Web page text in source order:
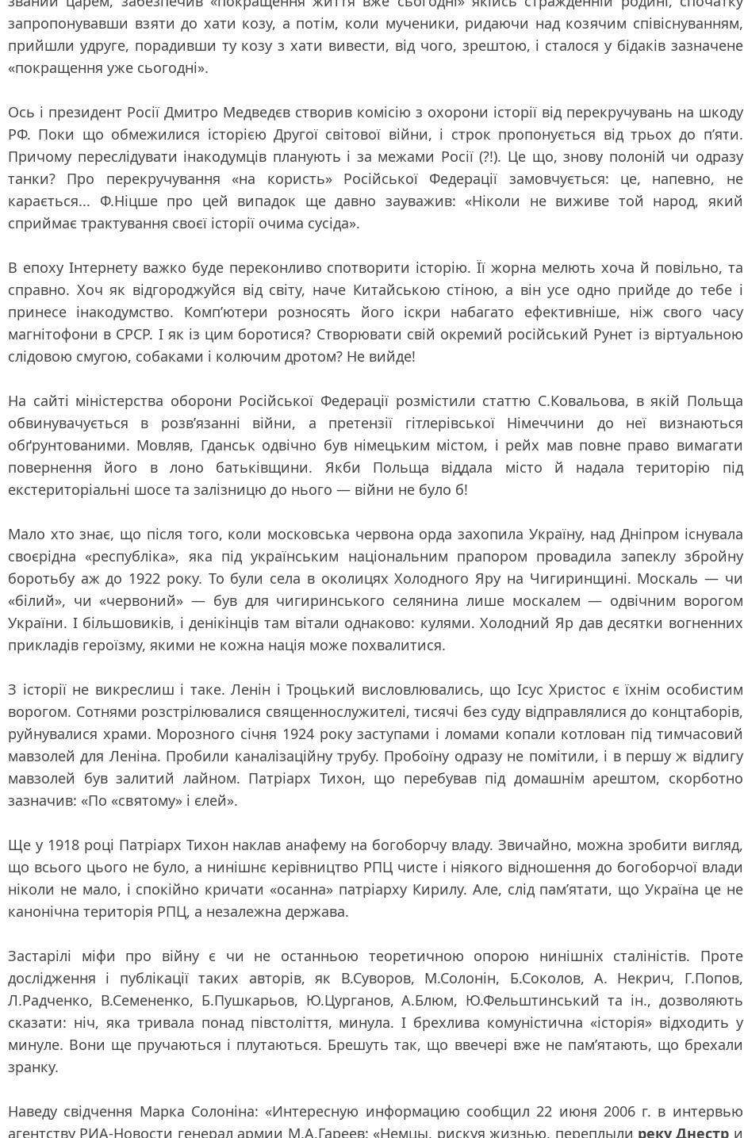
запропонувавши взяти до хати козу, а потім, коли мученики, ридаючи над козячим співіснуванням,
прийшли удруге, порадивши ту козу з хати вивести, від чого, зрештою, і сталося у бідаків зазначене
«покращення уже сьогодні».
Ось і президент Росії Дмитро Медведєв створив комісію з охорони історії від перекручувань на шкоду
РФ. Поки що обмежилися історією Другої світової війни, і строк пропонується від трьох до п’яти.
Причому переслідувати інакодумців планують і за межами Росії (?!). Це що, знову полоній чи одразу
танки? Про перекручування «на користь» Російської Федерації замовчується: це, напевно, не
карається... Ф.Ніцше про цей випадок ще давно зауважив:«Ніколи не виживе той народ, який
сприймає трактування своєї історії очима сусіда».
В епоху Інтернету важко буде переконливо спотворити історію. Її жорна мелють хоча й повільно, та
справно. Хоч як відгороджуйся від світу, наче Китайською стіною, а він усе одно прийде до тебе і
принесе інакодумство. Комп’ютери розносять його іскри набагато ефективніше, ніж свого часу
магнітофони в СРСР. І як із цим боротися? Створювати свій окремий російський Рунет із віртуальною
слідовою смугою, собаками і колючим дротом? Не вийде!
На сайті міністерства оборони Російської Федерації розмістили статтю С.Ковальова, в якій Польща
обвинувачується в розв’язанні війни, а претензії гітлерівської Німеччини до неї визнаються
обґрунтованими. Мовляв, Гданськ одвічно був німецьким містом, і рейх мав повне право вимагати
повернення його в лоно батьківщини. Якби Польща віддала місто й надала територію під
екстериторіальні шосе та залізницю до нього — війни не було б!
Мало хто знає, що після того, коли московська червона орда захопила Україну, над Дніпром існувала
своєрідна «республіка», яка під українським національним прапором провадила запеклу збройну
боротьбу аж до 1922 року. То були села в околицях Холодного Яру на Чигиринщині. Москаль — чи
«білий», чи «червоний» — був для чигиринського селянина лише москалем — одвічним ворогом
України. І більшовиків, і денікінців там вітали однаково: кулями. Холодний Яр дав десятки вогненних
прикладів героїзму, якими не кожна нація може похвалитися.
З історії не викреслиш і таке. Ленін і Троцький висловлювались, що Ісус Христос є їхнім особистим
ворогом. Сотнями розстрілювалися священнослужителі, тисячі без суду відправлялися до концтаборів,
руйнувалися храми. Морозного січня 1924 року заступами і ломами копали котлован під тимчасовий
мавзолей для Леніна. Пробили каналізаційну трубу. Пробоїну одразу не помітили, і в першу ж відлигу
мавзолей був залитий лайном. Патріарх Тихон, що перебував під домашнім арештом, скорботно
зазначив: «По «святому» і єлей».
Ще у 1918 році Патріарх Тихон наклав анафему на богоборчу владу. Звичайно, можна зробити вигляд,
що всього цього не було, а нинішнє керівництво РПЦ чисте і ніякого відношення до богоборчої влади
ніколи не мало, і спокійно кричати «осанна» патріарху Кирилу. Але, слід пам’ятати, що Україна це не
канонічна територія РПЦ, а незалежна держава.
Застарілі міфи про війну є чи не останньою теоретичною опорою нинішніх сталіністів. Проте
дослідження і публікації таких авторів, як В.Суворов, М.Солонін, Б.Соколов, А. Некрич, Г.Попов,
Л.Радченко, В.Семененко, Б.Пушкарьов, Ю.Цурганов, А.Блюм, Ю.Фельштинський та ін., дозволяють
сказати: ніч, яка тривала понад півстоліття, минула. І брехлива комуністична «історія» відходить у
минуле. Вони ще пручаються і плутаються. Брешуть так, що ввечері вже не пам’ятають, що брехали
зранку.
Наведу свідчення Марка Солоніна: «Интересную информацию сообщил 22 июня 2006 г. в интервью
агентству РИА-Новости генерал армии М.А.Гареев:«Немцы, рискуя жизнью, переплыли реку Днестр и